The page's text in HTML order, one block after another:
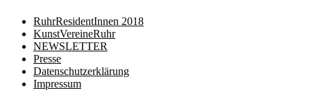
RuhrResidentInnen 2018
KunstVereineRuhr
NEWSLETTER
Presse
Datenschutzerklärung
Impressum